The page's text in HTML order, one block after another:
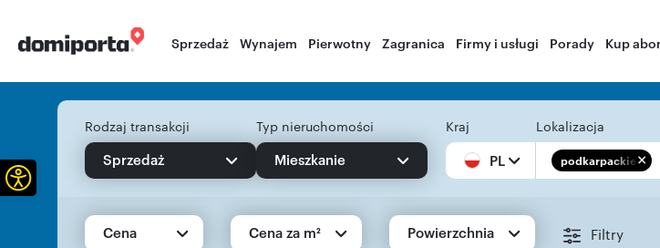
Sprzedaż Wynajem Pierwotny Zagranica Firmy i usługi Porady Kup
Rodzaj transakcji
Sprzedaż
Typ nieruchomości
Mieszkanie
Kraj
PL
Lokalizacja
podkarpackie
Cena Cena za m² Powierzchnia Filtry
Otwórz pasek narzędzi